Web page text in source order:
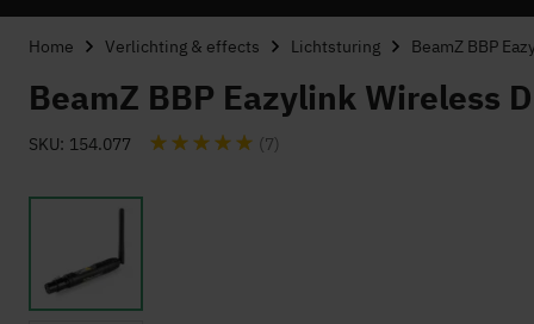
Home Verlichting & effects Lichtsturing BeamZ BBP
BeamZ BBP Eazylink Wireless
SKU 154.077 Waardering: (7)
einde